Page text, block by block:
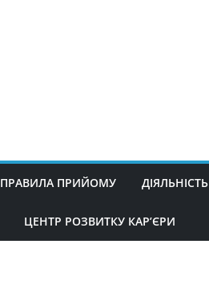
ПРАВИЛА ПРИЙОМУ ДІЯЛЬНІСТЬ
ЦЕНТР РОЗВИТКУ КАР’ЄРИ